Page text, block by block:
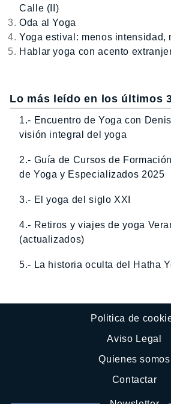
Calle (II)
Oda al Yoga
Yoga estival: menos
Hablar yoga con acento
Lo más leído en los últimos
1.- Encuentro de Yoga con
visión integral del yoga
2.- Guía de Cursos de
de Yoga y Especializados 2025
3.- El yoga del siglo XXI
4.- Retiros y viajes de yoga
(actualizados)
5.- La historia oculta del Hatha
Politica de
Aviso Legal
Quienes somos
Contactar